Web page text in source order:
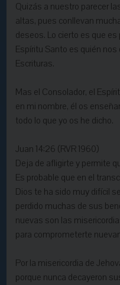
Quizás a nuestro parecer
altas, pues conllevan
deseos. Lo cierto es que
Espíritu Santo es quién
Escrituras.
Mas el Consolador, el
en mi nombre, él os
todo lo que yo os he dicho.
Juan 14:26 (RVR 1960)
Deja de afligirte y permite
Es probable que en el
Dios te ha sido muy difícil
perdido muchas de sus
nuevas son las
para comprometerte
Por la misericordia de
porque nunca decayeron